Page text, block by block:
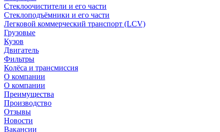
Стеклоочистители и его части
Стеклоподъёмники и его части
Легковой коммерческий транспорт (LCV)
Грузовые
Кузов
Двигатель
Фильтры
Колёса и трансмиссия
О компании
О компании
Преимущества
Производство
Отзывы
Новости
Вакансии